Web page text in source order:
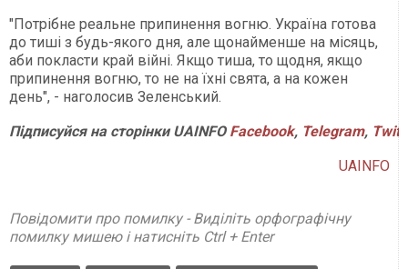
"Потрібне реальне припинення вогню. Україна готова
до тиші з будь-якого дня, але щонайменше на місяць,
аби покласти край війні. Якщо тиша, то щодня, якщо
припинення вогню, то не на їхні свята, а на кожен
день", - наголосив Зеленський.
ПідписуйсянасторінкиUAINFO Facebook, Telegram,
UAINFO
Повідомити про помилку - Виділіть орфографічну
помилку мишею і натисніть Ctrl + Enter